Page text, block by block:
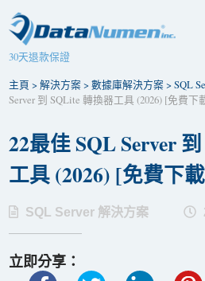
30天退款保證
主頁 >解決方案>數據庫解決方案>SQL
Server 到 SQLite 轉換器工具 (2026) [免費下
22最佳 SQL Server
工具 (2026) [免費下
SQL Server 解決方案
立即分享：